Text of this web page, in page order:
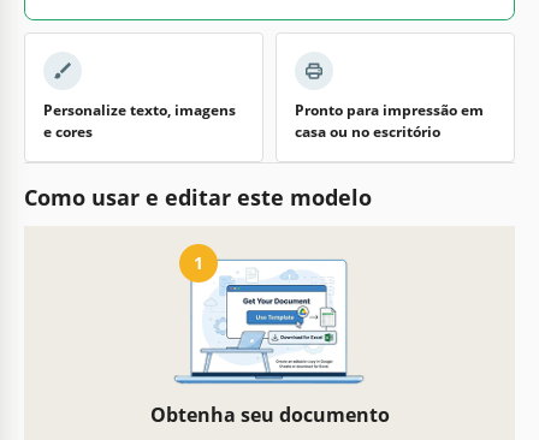
Personalize texto, imagens
e cores
Pronto para impressão em
casa ou no escritório
Como usar e editar este modelo
1
Obtenha seu documento